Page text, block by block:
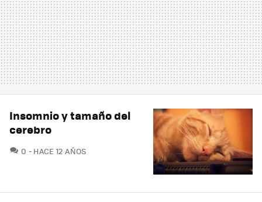
Insomnio y tamaño del
cerebro
0 COMENTARIOS
HACE 12 AÑOS